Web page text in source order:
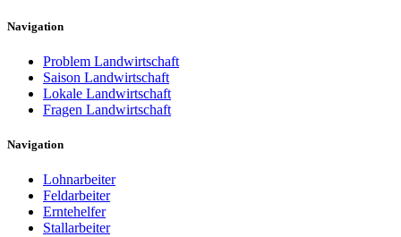
Navigation
Problem Landwirtschaft
Saison Landwirtschaft
Lokale Landwirtschaft
Fragen Landwirtschaft
Navigation
Lohnarbeiter
Feldarbeiter
Erntehelfer
Stallarbeiter